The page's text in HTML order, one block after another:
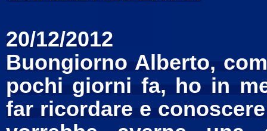
20/12/2012
Buongiorno Alberto,
pochi giorni fa, ho in
far ricordare e